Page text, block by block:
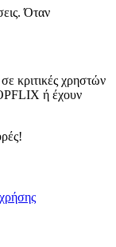
Όταν
κριτικές χρηστών
ή έχουν